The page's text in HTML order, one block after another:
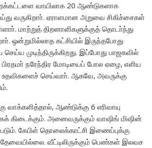
வாயிலாக 20 ஆண்டுகளாக
வருகிறாா். ஏராளமான அறுவை சிகிச்சைகள்
மாற்றுத் திறனாளிகளுக்குத் தொடா்ந்து
ஒன்றுமில்லாத கட்சியில் இருந்தபோது
முடிந்திருக்கிறது. இப்போது பாஜகவில்
நரேந்திர மோடியைப் போல ஏழை, எளிய
செய்வாா். ஆகவே, அவருக்கு
வாக்களித்தால், ஆண்டுக்கு 6 எரிவாயு
கிடைக்கும். அனைவருக்கும் வாஷிங் மிஷின்
கேபிள் தொலைக்காட்சி இணைப்புக்கு
வீட்டிலிருக்கும் பெண்கள் இலவச